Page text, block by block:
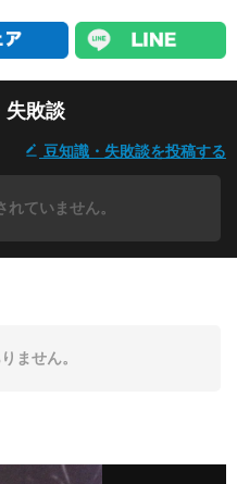
失敗談
豆知識・失敗談を投稿する
ていません。
ません。